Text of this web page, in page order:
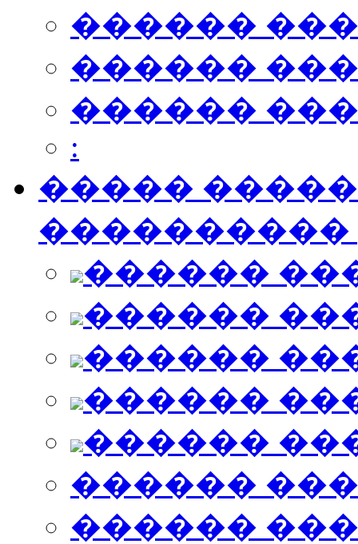
������
������
������
:
�����
����������
������
������
������
������
������
������
������